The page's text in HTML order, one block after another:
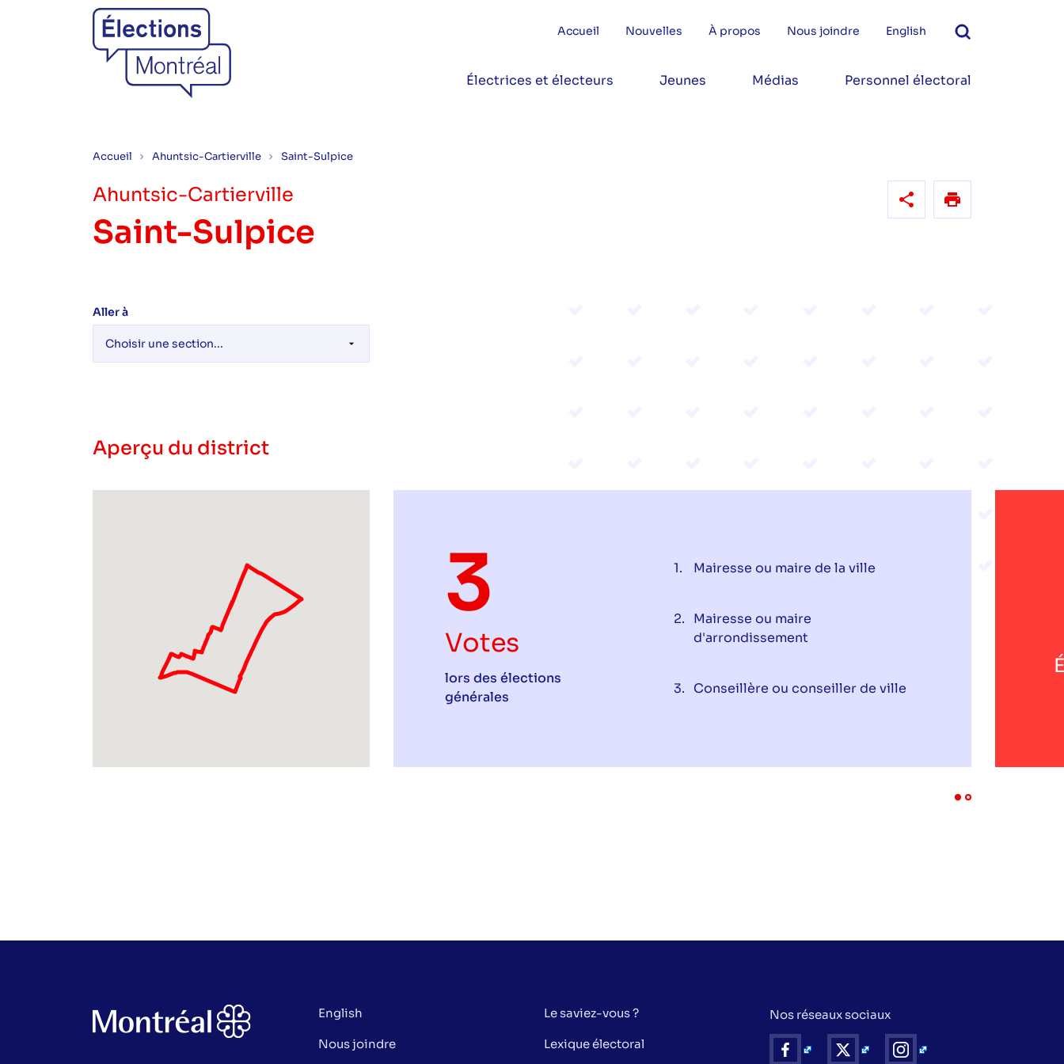
Accueil Nouvelles À propos Nous joindre English
Électrices et électeurs Jeunes Médias Personnel électoral
Accueil Ahuntsic-Cartierville Saint-Sulpice
Ahuntsic-Cartierville
Saint-Sulpice
Aller à
Aperçu du district
3
Votes
lors des élections
générales
Mairesse ou maire de la ville
Mairesse ou maire
d'arrondissement
Conseillère ou conseiller de ville
English
Nous joindre
Le saviez-vous ?
Lexique électoral
Nos réseaux sociaux